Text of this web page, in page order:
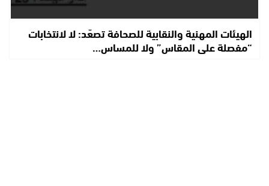
الهيئات المهنية والنقابية للصحافة تصعّد: لا لانتخابات
“مفصلة على المقاس” ولا للمساس…